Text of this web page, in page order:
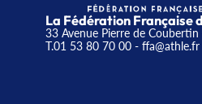
La Fédération Française
33 Avenue Pierre de
T.01 53 80 70 00- ffa@athle.fr